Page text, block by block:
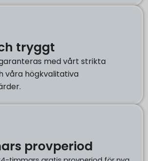
tryggt
med vårt strikta
våra högkvalitativa
provperiod